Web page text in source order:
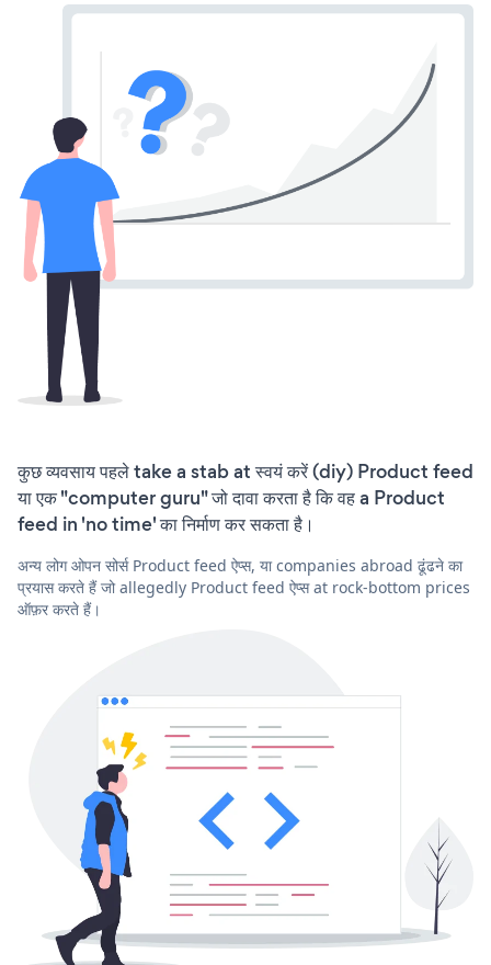
कुछ व्यवसाय पहले take a stab at स्वयं करें (diy) Product feed
या एक "computer guru" जो दावा करता है कि वह a Product
feed in 'no time' का निर्माण कर सकता है।
अन्य लोग ओपन सोर्स Product feed ऐप्स, या companies abroad ढूंढने का
प्रयास करते हैं जो allegedly Product feed ऐप्स at rock-bottom prices
ऑफ़र करते हैं।